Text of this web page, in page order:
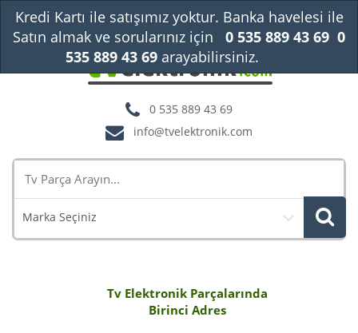
0 535 889 43 69
info@tvelektronik.com
Marka Seçiniz
Tv Elektronik Parçalarında
Birinci Adres
Kredi Kartı ile satışımız yoktur. Banka havelesi ile
Satın almak ve sorularınız için
0 535 889 43 69 0
535 889 43 69arayabilirsiniz.